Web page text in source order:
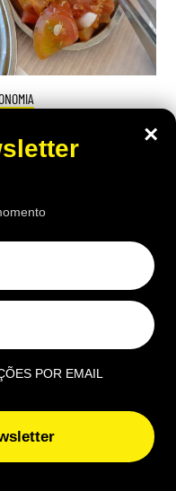
Guia”: nesta
EN125 ainda
à Guia”
125 onde uma das
frango assado do
clientes durante o
×
POR EMAIL